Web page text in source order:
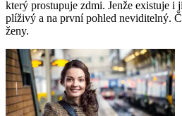
který prostupuje zdmi. Jenže existuje i
plíživý a na první pohled neviditelný.
ženy.